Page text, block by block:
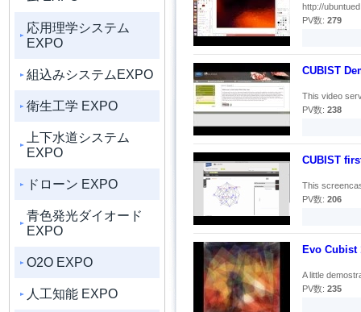
応用理学システム
EXPO
組込みシステムEXPO
衛生工学 EXPO
上下水道システム
EXPO
ドローン EXPO
青色発光ダイオード
EXPO
O2O EXPO
人工知能 EXPO
http://
PV数: 279
CUBIST
This video
PV数: 238
CUBIST
This
PV数: 206
Evo Cubist
A little
PV数: 235